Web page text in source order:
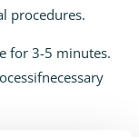
procedures.
for 3-5 minutes.